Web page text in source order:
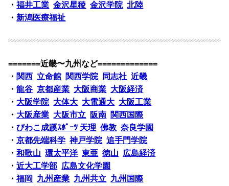
・福井工業 金沢星稜 金沢学院 北陸
・ 新潟医療福祉
=======近畿〜九州など=============
・ 関西 立命館 関西学院 同志社 近畿
・龍谷 京都産業 大阪商業 大阪経済
・ 大阪学院 大体大 大電通大 大阪工業
・ 大阪産業 大阪市立 阪南 関西国際
・びわこ成蹊ｽﾎﾟｰﾂ 天理 佛教 奈良学園
・京都先端科学 神戸学院 追手門学院
・和歌山 環太平洋 東亜 徳山 広島経済
・近大工学部 広島文化学園
・福岡 九州産業 九州共立 九州国際